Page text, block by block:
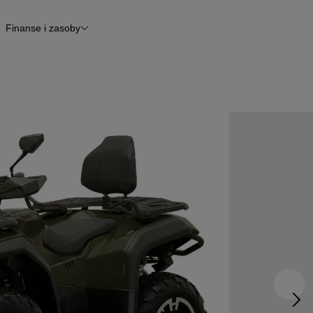
Finanse i zasoby